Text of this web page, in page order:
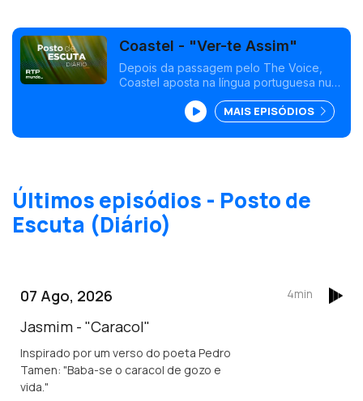
Coastel - "Ver-te Assim"
Depois da passagem pelo The Voice,
Coastel aposta na língua portuguesa num
Produção de Johnny Barbosa.
MAIS EPISÓDIOS
Últimos episódios - Posto de
Escuta (Diário)
07 Ago, 2026
Jasmim - "Caracol"
Inspirado por um verso do poeta Pedro
Tamen: "Baba-se o caracol de gozo e
vida."
4min